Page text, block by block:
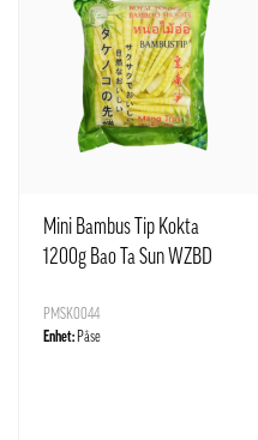
Mini Bambus Tip Kokta
1200g Bao Ta Sun WZBD
PMSK0044
Enhet: Påse